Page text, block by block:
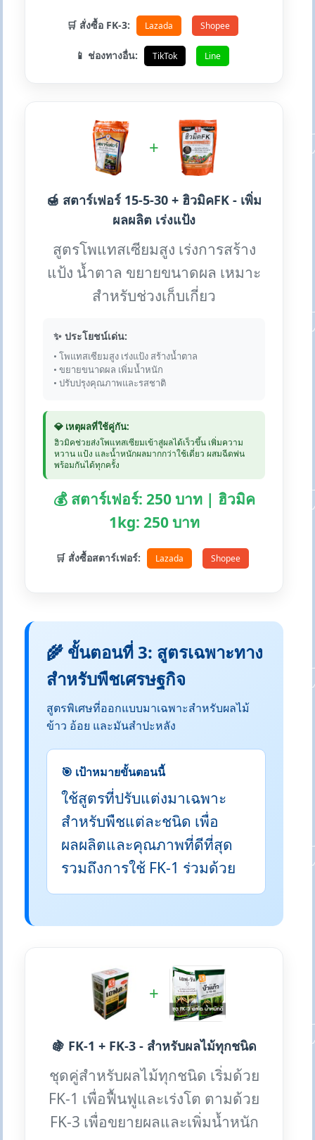
🛒 สั่งซื้อ FK-3: Lazada Shopee
📱 ช่องทางอื่น: TikTok Line
+
🍯 สตาร์เฟอร์ 15-5-30 + ฮิวมิคFK - เพิ่ม
ผลผลิต เร่งแป้ง
สูตรโพแทสเซียมสูง เร่งการสร้าง
แป้ง น้ำตาล ขยายขนาดผล เหมาะ
สำหรับช่วงเก็บเกี่ยว
✨ ประโยชน์เด่น:
• โพแทสเซียมสูง เร่งแป้ง สร้างน้ำตาล
• ขยายขนาดผล เพิ่มน้ำหนัก
• ปรับปรุงคุณภาพและรสชาติ
💎 เหตุผลที่ใช้คู่กัน:
ฮิวมิคช่วยส่งโพแทสเซียมเข้าสู่ผลได้เร็วขึ้น เพิ่มความ
หวาน แป้ง และน้ำหนักผลมากกว่าใช้เดี่ยว ผสมฉีดพ่น
พร้อมกันได้ทุกครั้ง
💰 สตาร์เฟอร์: 250 บาท | ฮิวมิค
1kg: 250 บาท
🛒 สั่งซื้อสตาร์เฟอร์: Lazada Shopee
🌾 ขั้นตอนที่ 3: สูตรเฉพาะทาง
สำหรับพืชเศรษฐกิจ
สูตรพิเศษที่ออกแบบมาเฉพาะสำหรับผลไม้
ข้าว อ้อย และมันสำปะหลัง
🎯 เป้าหมายขั้นตอนนี้
ใช้สูตรที่ปรับแต่งมาเฉพาะ
สำหรับพืชแต่ละชนิด เพื่อ
ผลผลิตและคุณภาพที่ดีที่สุด
รวมถึงการใช้ FK-1 ร่วมด้วย
+
🍇 FK-1 + FK-3 - สำหรับผลไม้ทุกชนิด
ชุดคู่สำหรับผลไม้ทุกชนิด เริ่มด้วย
FK-1 เพื่อฟื้นฟูและเร่งโต ตามด้วย
FK-3 เพื่อขยายผลและเพิ่มน้ำหนัก